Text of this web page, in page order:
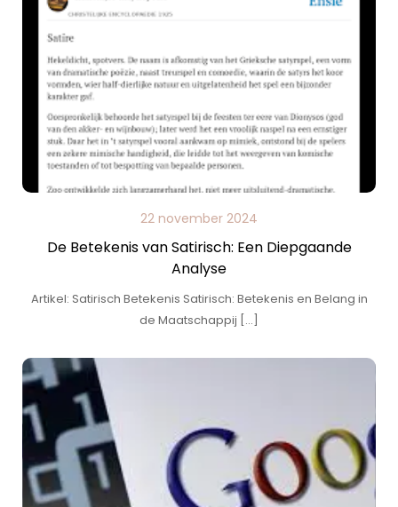
22 november 2024
De Betekenis van Satirisch: Een Diepgaande
Analyse
Artikel: Satirisch Betekenis Satirisch: Betekenis en Belang in
de Maatschappij […]